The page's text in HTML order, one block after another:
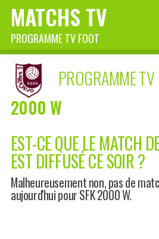
MATCHS TV
PROGRAMME TV FOOT
PROGRAMME
2000 W
EST-CE QUE LE MATCH
EST DIFFUSÉ CE SOIR ?
Malheureusement non, pas de
aujourd'hui pour SFK 2000 W.